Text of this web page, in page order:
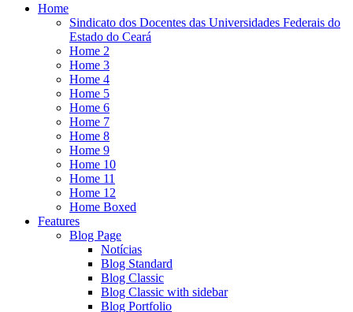
Home
Sindicato dos Docentes das Universidades Federais do
Estado do Ceará
Home 2
Home 3
Home 4
Home 5
Home 6
Home 7
Home 8
Home 9
Home 10
Home 11
Home 12
Home Boxed
Features
Blog Page
Notícias
Blog Standard
Blog Classic
Blog Classic with sidebar
Blog Portfolio